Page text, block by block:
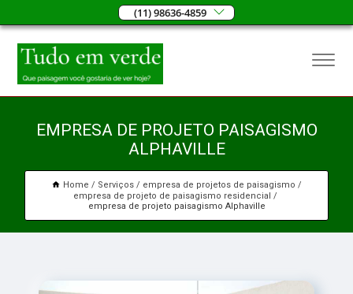
(11) 98636-4859
EMPRESA DE PROJETO PAISAGISMO
ALPHAVILLE
Home Serviços
empresa de projetos de paisagismo
empresa de projeto de paisagismo residencial
empresa de projeto paisagismo Alphaville